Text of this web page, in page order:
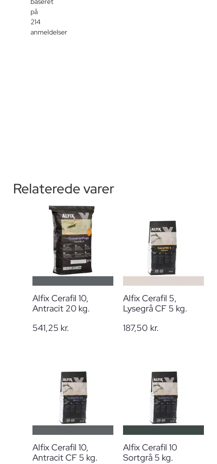
på
214
anmeldelser
Relaterede varer
Alfix Cerafil 10,
Antracit 20 kg.
541,25 kr.
Alfix Cerafil 5,
Lysegrå CF 5 kg.
187,50 kr.
Alfix Cerafil 10,
Antracit CF 5 kg.
Alfix Cerafil 10
Sortgrå 5 kg.